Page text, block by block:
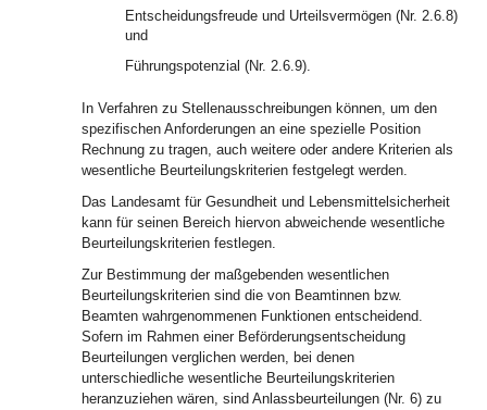
Entscheidungsfreude und Urteilsvermögen (Nr. 2.6.8)
und
Führungspotenzial (Nr. 2.6.9).
In Verfahren zu Stellenausschreibungen können, um den
spezifischen Anforderungen an eine spezielle Position
Rechnung zu tragen, auch weitere oder andere Kriterien als
wesentliche Beurteilungskriterien festgelegt werden.
Das Landesamt für Gesundheit und Lebensmittelsicherheit
kann für seinen Bereich hiervon abweichende wesentliche
Beurteilungskriterien festlegen.
Zur Bestimmung der maßgebenden wesentlichen
Beurteilungskriterien sind die von Beamtinnen bzw.
Beamten wahrgenommenen Funktionen entscheidend.
Sofern im Rahmen einer Beförderungsentscheidung
Beurteilungen verglichen werden, bei denen
unterschiedliche wesentliche Beurteilungskriterien
heranzuziehen wären, sind Anlassbeurteilungen (Nr. 6) zu